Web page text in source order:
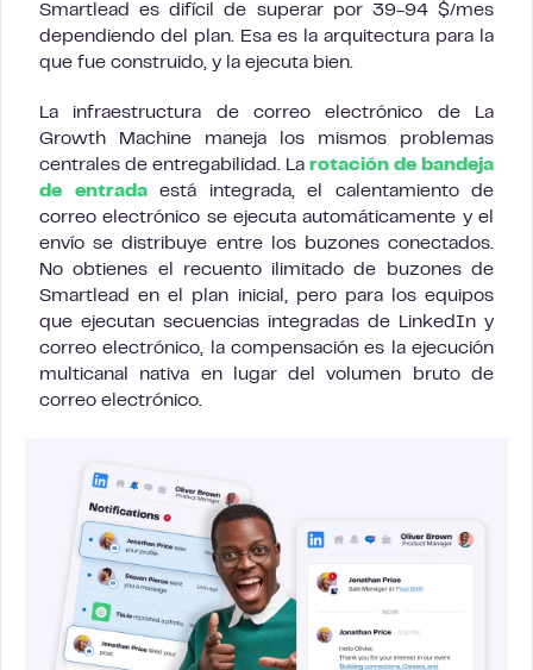
Smartlead es difícil de superar por 39-94 $/mes
dependiendo del plan. Esa es la arquitectura para la
que fue construido, y la ejecuta bien.
La infraestructura de correo electrónico de La
Growth Machine maneja los mismos problemas
centrales de entregabilidad. La rotación de bandeja
de entradaestá integrada, el calentamiento de
correo electrónico se ejecuta automáticamente y el
envío se distribuye entre los buzones conectados.
No obtienes el recuento ilimitado de buzones de
Smartlead en el plan inicial, pero para los equipos
que ejecutan secuencias integradas de LinkedIn y
correo electrónico, la compensación es la ejecución
multicanal nativa en lugar del volumen bruto de
correo electrónico.